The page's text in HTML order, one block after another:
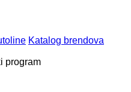
Katalog brendova
program